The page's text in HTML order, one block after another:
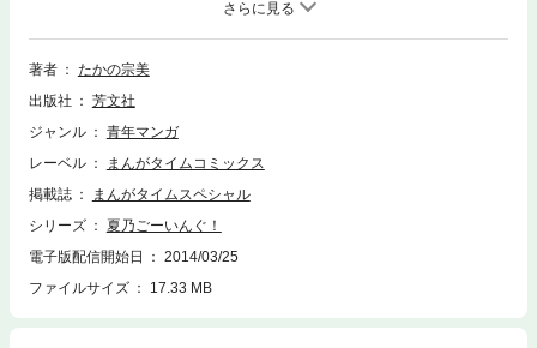
著者
たかの宗美
出版社
芳文社
ジャンル
青年マンガ
レーベル
まんがタイムコミックス
掲載誌
まんがタイムスペシャル
シリーズ
夏乃ごーいんぐ！
電子版配信開始日
2014/03/25
ファイルサイズ
17.33 MB